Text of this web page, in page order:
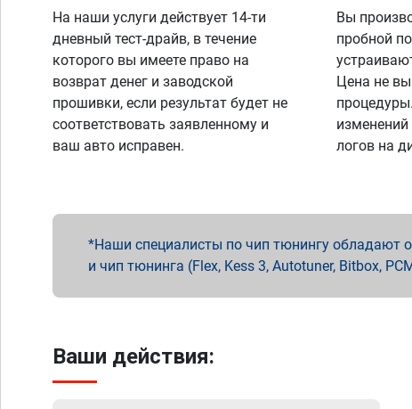
На наши услуги действует 14-ти
дневный тест-драйв, в течение
которого вы имеете право на
возврат денег и заводской
прошивки, если результат будет не
соответствовать заявленному и
ваш авто исправен.
Вы
пробной
Цена не
логов на
Наши специалисты по чип тюнингу обладают
и чип тюнинга (Flex, Kess 3, Autotuner, Bitbox,
Ваши действия: